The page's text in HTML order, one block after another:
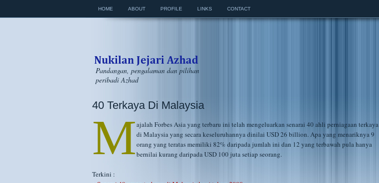
HOME ABOUT PROFILE LINKS CONTACT
Pandangan, pengalaman dan pilihan
peribadi Azhad
40 Terkaya Di Malaysia
Majalah Forbes Asia yang terbaru ini telah mengeluarkan senarai 40 ahli perniagaan terkaya
di Malaysia yang secara keseluruhannya dinilai USD 26 billion. Apa yang menariknya 9
orang yang teratas memiliki 82% daripada jumlah ini dan 12 yang terbawah pula hanya
bernilai kurang daripada USD 100 juta setiap seorang.
Terkini :